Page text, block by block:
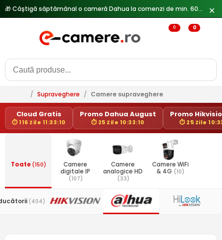
✕
0 0
/ Supraveghere / Camere supraveghere
Cloud Gratis
⏱ 116 Zile 11:33:10
Promo Dahua August
⏱ 25 Zile 10:33:10
Promo
⏱ 25 Zile
Toate(150)
Camere
digitale IP
(107)
Camere
analogice HD
(33)
Camere WiFi
& 4G (10)
(404)